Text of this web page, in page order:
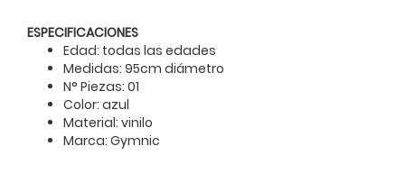
ESPECIFICACIONES
Edad: todas las edades
Medidas: 95cm diámetro
N° Piezas: 01
Color: azul
Material: vinilo
Marca: Gymnic